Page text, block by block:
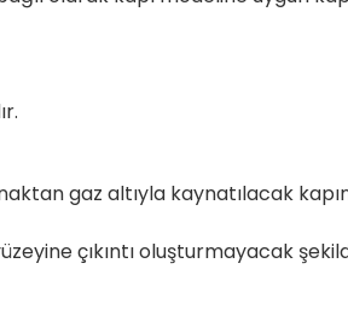
gaz altıyla kaynatılacak
çıkıntı oluşturmayacak